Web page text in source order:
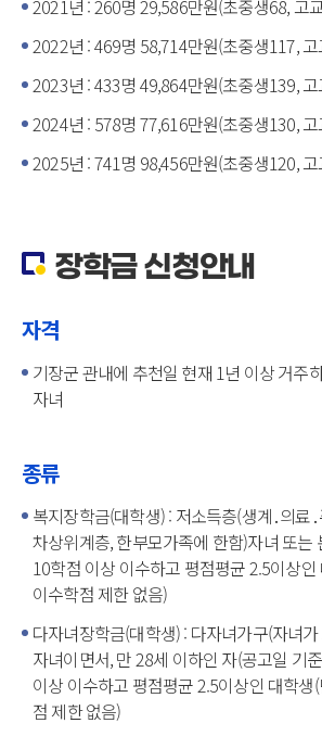
2021년 : 260명 29,586만원(초중생68, 고
2022년 : 469명 58,714만원(초중생117,
2023년 : 433명 49,864만원(초중생139,
2024년 : 578명 77,616만원(초중생130,
2025년 : 741명 98,456만원(초중생120,
장학금 신청안내
자격
기장군 관내에 추천일 현재 1년 이상 거주
자녀
종류
복지장학금(대학생) : 저소득층(생계․의료
차상위계층, 한부모가족에 한함)자녀 또는
10학점 이상 이수하고 평점평균 2.5이상
이수학점 제한 없음)
다자녀장학금(대학생) : 다자녀가구(자녀
자녀이면서, 만 28세 이하인 자(공고일 기
이상 이수하고 평점평균 2.5이상인 대학생
점 제한 없음)